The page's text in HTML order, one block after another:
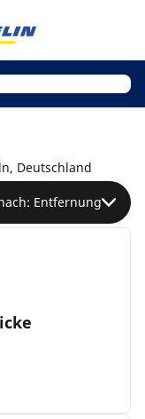
Deutschland
Entfernung